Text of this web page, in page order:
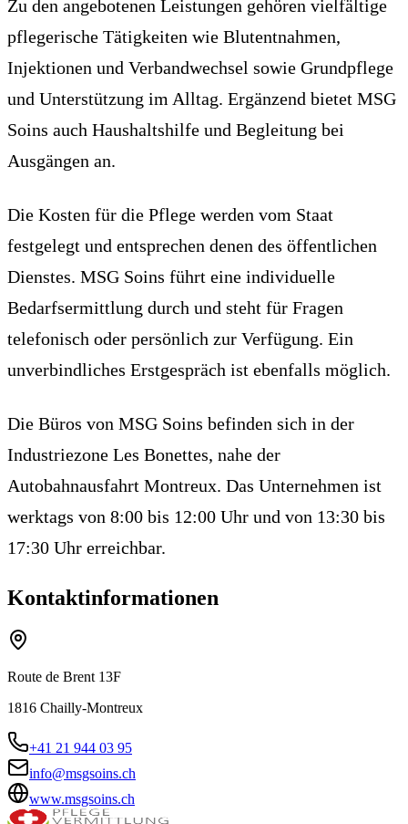
Zu den angebotenen Leistungen gehören vielfältige
pflegerische Tätigkeiten wie Blutentnahmen,
Injektionen und Verbandwechsel sowie Grundpflege
und Unterstützung im Alltag. Ergänzend bietet MSG
Soins auch Haushaltshilfe und Begleitung bei
Ausgängen an.
Die Kosten für die Pflege werden vom Staat
festgelegt und entsprechen denen des öffentlichen
Dienstes. MSG Soins führt eine individuelle
Bedarfsermittlung durch und steht für Fragen
telefonisch oder persönlich zur Verfügung. Ein
unverbindliches Erstgespräch ist ebenfalls möglich.
Die Büros von MSG Soins befinden sich in der
Industriezone Les Bonettes, nahe der
Autobahnausfahrt Montreux. Das Unternehmen ist
werktags von 8:00 bis 12:00 Uhr und von 13:30 bis
17:30 Uhr erreichbar.
Kontaktinformationen
Route de Brent 13F
1816 Chailly-Montreux
+41 21 944 03 95
info@msgsoins.ch
www.msgsoins.ch